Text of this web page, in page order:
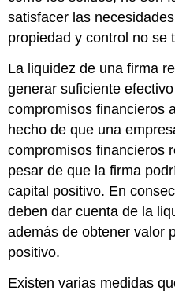
satisfacer las
propiedad y control no se
La liquidez de una firma
generar suficiente
compromisos financieros
hecho de que una
compromisos financieros
pesar de que la firma
capital positivo. En
deben dar cuenta de la
además de obtener valor
positivo.
Existen varias medidas